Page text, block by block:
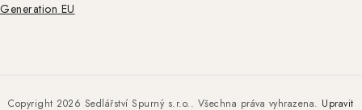
Generation EU
Copyright 2026 Sedlářství Spurný s.r.o.. Všechna práva vyhrazena. Upravit